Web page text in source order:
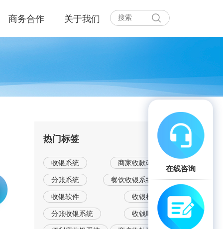
商务合作 关于我们
热门标签
收银系统 商家收款码
分账系统 餐饮收银系统
收银软件 收银机
分账收银系统 收钱吧
在线咨询